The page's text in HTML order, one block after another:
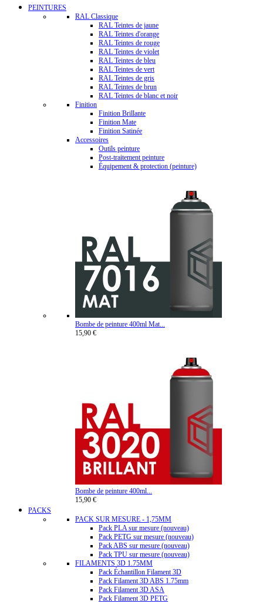
PEINTURES
RAL Classique
RAL Teintes de jaune
RAL Teintes d'orange
RAL Teintes de rouge
RAL Teintes de violet
RAL Teintes de bleu
RAL Teintes de vert
RAL Teintes de gris
RAL Teintes de brun
RAL Teintes de blanc et noir
Finition
Finition Brillante
Finition Mate
Finition Satinée
Accessoires
Outils peinture
Post-traitement peinture
Équipement & protection (peinture)
Bombe de peinture 400ml Mat...
15,90 €
Bombe de peinture 400ml...
15,90 €
PACKS
PACK SUR MESURE - 1,75MM
Pack PLA sur mesure (nouveau)
Pack PETG sur mesure (nouveau)
Pack ABS sur mesure (nouveau)
Pack TPU sur mesure (nouveau)
FILAMENTS 3D 1.75MM
Pack Échantillon Filament 3D
Pack Filament 3D ABS 1.75mm
Pack Filament 3D ASA
Pack Filament 3D PETG